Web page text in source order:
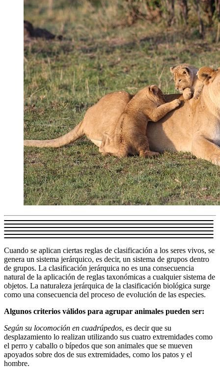
Cuando se aplican ciertas reglas de clasificación a los seres vivos, se
genera un sistema jerárquico, es decir, un sistema de grupos dentro
de grupos. La clasificación jerárquica no es una consecuencia
natural de la aplicación de reglas taxonómicas a cualquier sistema de
objetos. La naturaleza jerárquica de la clasificación biológica surge
como una consecuencia del proceso de evolución de las especies.
Algunos criterios válidos para agrupar animales pueden ser:
Según su locomoción en cuadrúpedos, es decir que su
desplazamiento lo realizan utilizando sus cuatro extremidades como
el perro y caballo o bípedos que son animales que se mueven
apoyados sobre dos de sus extremidades, como los patos y el
hombre.